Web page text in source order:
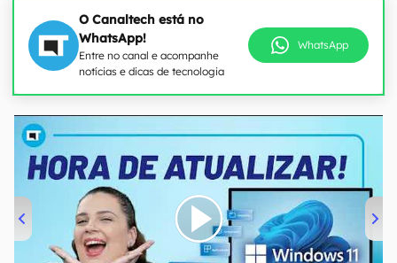
O Canaltech está no
WhatsApp!
Entre no canal e acompanhe
notícias e dicas de tecnologia
WhatsApp